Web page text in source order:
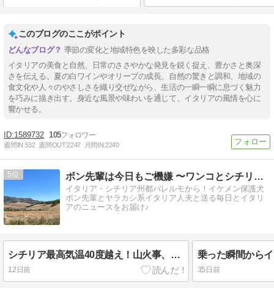
このブログのここがポイント
季節の変化と地域特色を映した多彩な品格
イタリアの美食と自然、日常のささやかな発見を鋭く捉え、豊かさと奥深
さを伝える。夏の白ワインやオリーブの成長、自然の驚きと調和、地域の
食文化や人々のやさしさを織り交ぜながら、生活の一瞬一瞬に息づく魅力
を巧みに描き出す。身近な風景や味わいを通じて、イタリアの風情を心に
響かせる。
1589732 105
週間IN:532 週間OUT:2247 月間IN:2240
5 ボン先輩は今日もご機嫌 〜ワンコとシチリア暮らし〜
イタリア・シチリア州都パレルモから！イケメン保護犬
ボン先輩とヤラカシ系イタリア人夫と送る毎日とイタリ
アのニュースをお届け♪
シチリア最高気温40度越え！山火事、停電、熱中症疑惑…パレルモも灼熱地獄
12日前 35日前